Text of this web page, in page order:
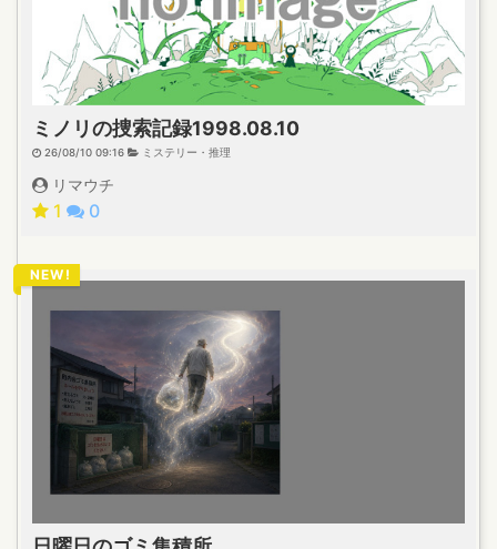
ミノリの捜索記録1998.08.10
26/08/10 09:16 ミステリー・推理
リマウチ
1 0
NEW!